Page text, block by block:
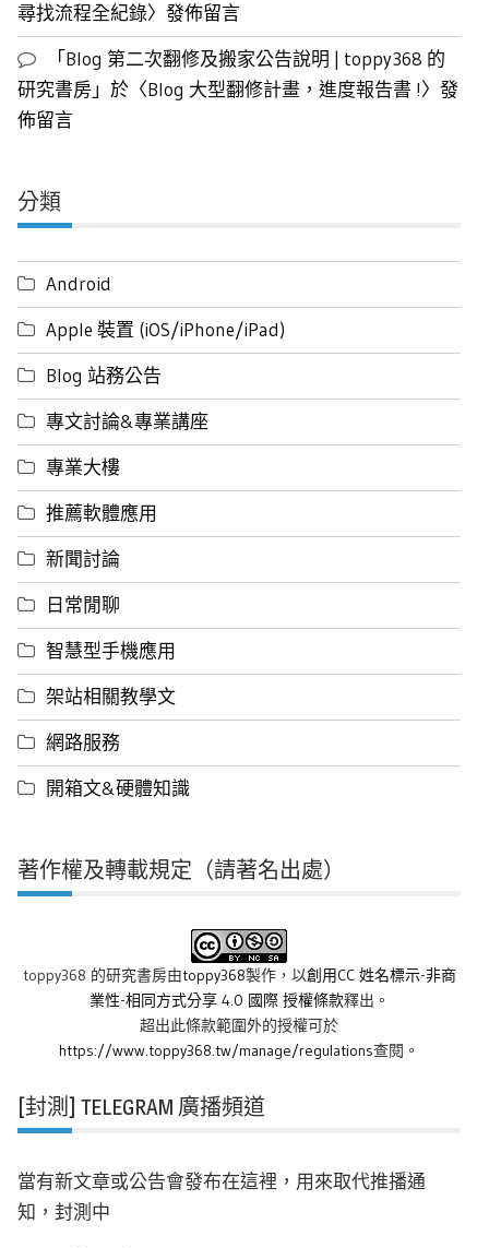
尋找流程全紀錄〉發佈留言
「Blog 第二次翻修及搬家公告說明 | toppy368 的
研究書房」於〈Blog 大型翻修計畫，進度報告書 !〉發
佈留言
分類
Android
Apple 裝置 (iOS/iPhone/iPad)
Blog 站務公告
專文討論&專業講座
專業大樓
推薦軟體應用
新聞討論
日常閒聊
智慧型手機應用
架站相關教學文
網路服務
開箱文&硬體知識
著作權及轉載規定（請著名出處）
toppy368 的研究書房由toppy368製作，以創用CC 姓名標示-非商
業性-相同方式分享 4.0 國際 授權條款釋出。
超出此條款範圍外的授權可於
https://www.toppy368.tw/manage/regulations查閱。
[封測] TELEGRAM 廣播頻道
當有新文章或公告會發布在這裡，用來取代推播通
知，封測中